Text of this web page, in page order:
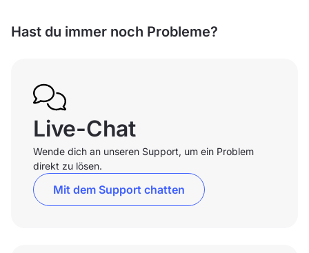
Hast du immer noch Probleme?
Live-Chat
Wende dich an unseren Support, um ein Problem
direkt zu lösen.
Mit dem Support chatten